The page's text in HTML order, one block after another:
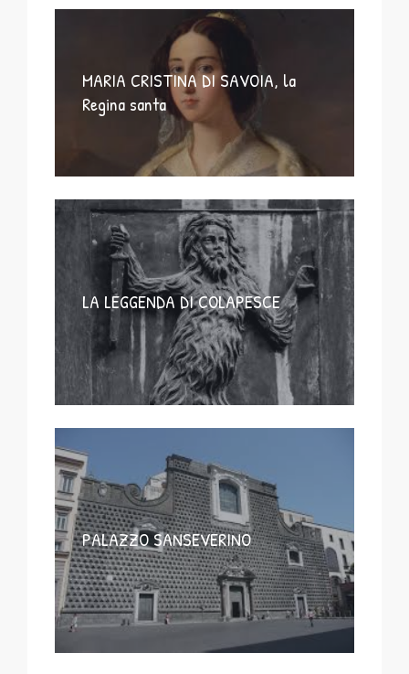
MARIA CRISTINA DI SAVOIA, la
Regina santa
LA LEGGENDA DI COLAPESCE
PALAZZO SANSEVERINO